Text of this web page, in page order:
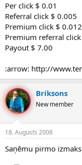
s
ā
c
ē
s
Per click $ 0.01
Referral click $ 0.005
Premium click $
Premium referral click
Payout $ 7.00
:arrow: http://
Briksons
New member
18. Augusts 2008
Saņēmu pirmo